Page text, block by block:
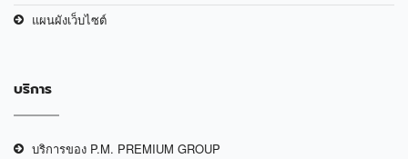
แผนผังเว็บไซต์
บริการ
บริการของ P.M. PREMIUM GROUP